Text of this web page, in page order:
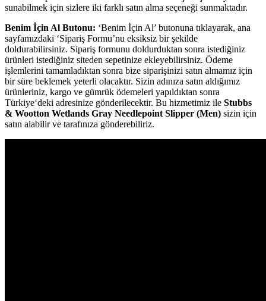
sunabilmek için sizlere iki farklı satın alma seçeneği sunmaktadır.
Benim İçin Al Butonu: ‘Benim İçin Al’ butonuna tıklayarak, ana
sayfamızdaki ‘Sipariş Formu’nu eksiksiz bir şekilde
doldurabilirsiniz. Sipariş formunu doldurduktan sonra istediğiniz
ürünleri istediğiniz siteden sepetinize ekleyebilirsiniz. Ödeme
işlemlerini tamamladıktan sonra bize siparişinizi satın almamız için
bir süre beklemek yeterli olacaktır. Sizin adınıza satın aldığımız
ürünleriniz, kargo ve gümrük ödemeleri yapıldıktan sonra
Türkiye‘deki adresinize gönderilecektir. Bu hizmetimiz ile Stubbs
& Wootton Wetlands Gray Needlepoint Slipper (Men) sizin için
satın alabilir ve tarafınıza gönderebiliriz.